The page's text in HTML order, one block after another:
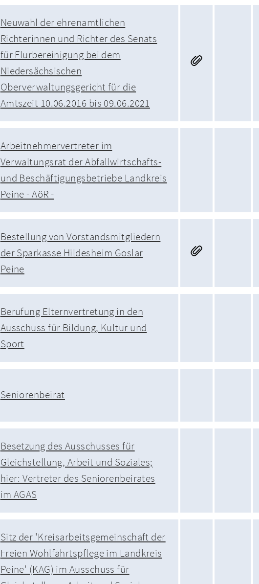
Neuwahl der ehrenamtlichen
Richterinnen und Richter des Senats
für Flurbereinigung bei dem
Niedersächsischen
Oberverwaltungsgericht für die
Amtszeit 10.06.2016 bis 09.06.2021
Arbeitnehmervertreter im
Verwaltungsrat der Abfallwirtschafts-
und Beschäftigungsbetriebe Landkreis
Peine - AöR -
Bestellung von Vorstandsmitgliedern
der Sparkasse Hildesheim Goslar
Peine
Berufung Elternvertretung in den
Ausschuss für Bildung, Kultur und
Sport
Seniorenbeirat
Besetzung des Ausschusses für
Gleichstellung, Arbeit und Soziales;
hier: Vertreter des Seniorenbeirates
im AGAS
Sitz der 'Kreisarbeitsgemeinschaft der
Freien Wohlfahrtspflege im Landkreis
Peine' (KAG) im Ausschuss für